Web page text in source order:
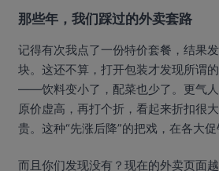
那些年，我们踩过的外卖套路
记得有次我点了一份特价套餐，结果
块。这还不算，打开包装才发现所谓
——饮料变小了，配菜也少了。更气
原价虚高，再打个折，看起来折扣很
贵。这种“先涨后降”的把戏，在各大促
而且你们发现没有？现在的外卖页面